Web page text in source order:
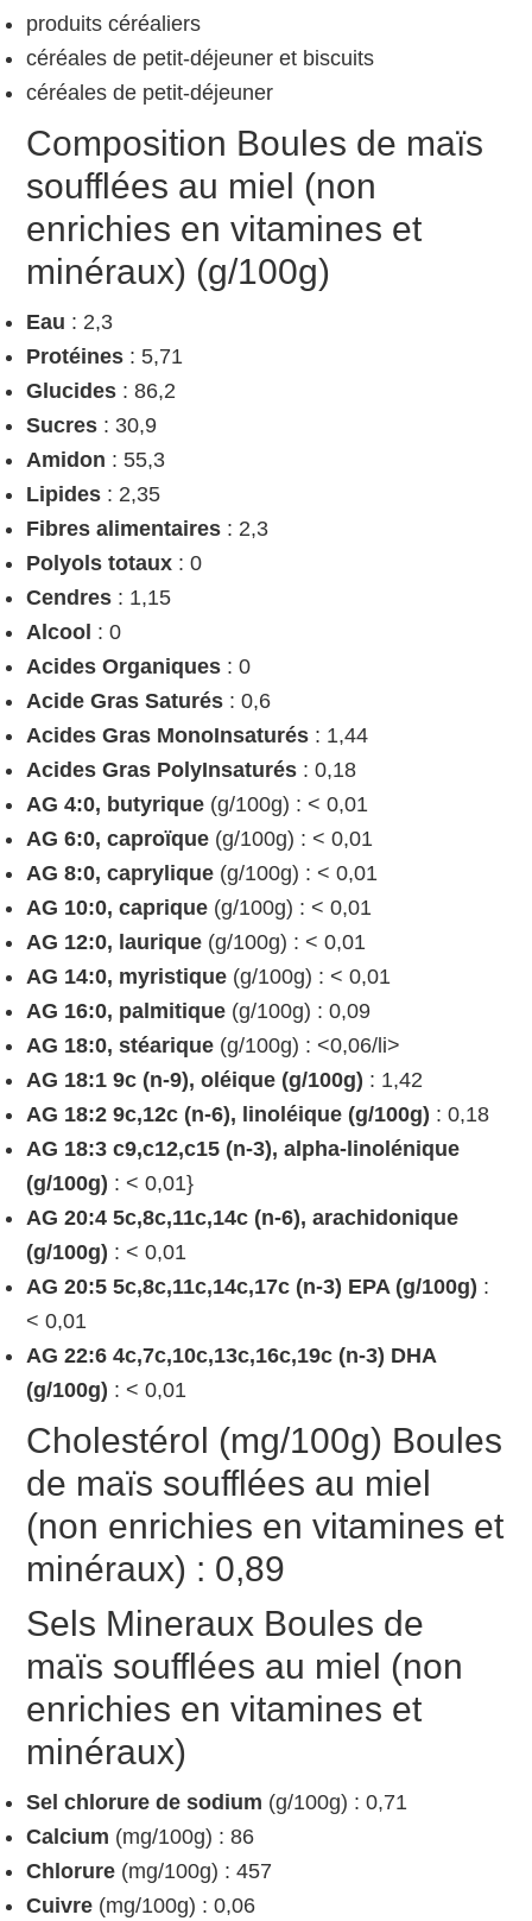
produits céréaliers
céréales de petit-déjeuner et biscuits
céréales de petit-déjeuner
Composition Boules de maïs
soufflées au miel (non
enrichies en vitamines et
minéraux) (g/100g)
Eau : 2,3
Protéines : 5,71
Glucides : 86,2
Sucres : 30,9
Amidon : 55,3
Lipides : 2,35
Fibres alimentaires : 2,3
Polyols totaux : 0
Cendres : 1,15
Alcool : 0
Acides Organiques : 0
Acide Gras Saturés : 0,6
Acides Gras MonoInsaturés : 1,44
Acides Gras PolyInsaturés : 0,18
AG 4:0, butyrique (g/100g) : < 0,01
AG 6:0, caproïque (g/100g) : < 0,01
AG 8:0, caprylique (g/100g) : < 0,01
AG 10:0, caprique (g/100g) : < 0,01
AG 12:0, laurique (g/100g) : < 0,01
AG 14:0, myristique (g/100g) : < 0,01
AG 16:0, palmitique (g/100g) : 0,09
AG 18:0, stéarique (g/100g) : <0,06/li>
AG 18:1 9c (n-9), oléique (g/100g) : 1,42
AG 18:2 9c,12c (n-6), linoléique (g/100g) : 0,18
AG 18:3 c9,c12,c15 (n-3), alpha-linolénique
(g/100g) : < 0,01}
AG 20:4 5c,8c,11c,14c (n-6), arachidonique
(g/100g) : < 0,01
AG 20:5 5c,8c,11c,14c,17c (n-3) EPA (g/100g) :
< 0,01
AG 22:6 4c,7c,10c,13c,16c,19c (n-3) DHA
(g/100g) : < 0,01
Cholestérol (mg/100g) Boules
de maïs soufflées au miel
(non enrichies en vitamines et
minéraux) : 0,89
Sels Mineraux Boules de
maïs soufflées au miel (non
enrichies en vitamines et
minéraux)
Sel chlorure de sodium (g/100g) : 0,71
Calcium (mg/100g) : 86
Chlorure (mg/100g) : 457
Cuivre (mg/100g) : 0,06